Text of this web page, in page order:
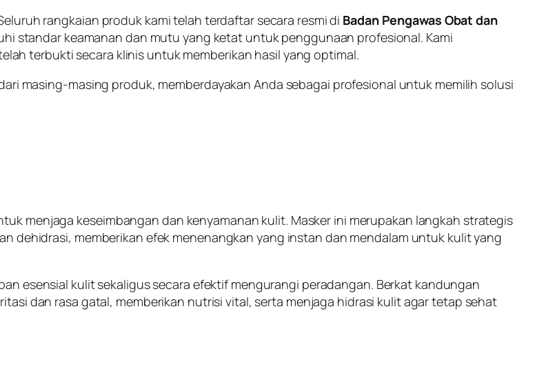
rangkaian produk kami telah terdaftar secara resmi di Badan Pengawas Obat dan
standar keamanan dan mutu yang ketat untuk penggunaan profesional. Kami
terbukti secara klinis untuk memberikan hasil yang optimal.
masing-masing produk, memberdayakan Anda sebagai profesional untuk memilih solusi
menjaga keseimbangan dan kenyamanan kulit. Masker ini merupakan langkah strategis
dehidrasi, memberikan efek menenangkan yang instan dan mendalam untuk kulit yang
esensial kulit sekaligus secara efektif mengurangi peradangan. Berkat kandungan
dan rasa gatal, memberikan nutrisi vital, serta menjaga hidrasi kulit agar tetap sehat